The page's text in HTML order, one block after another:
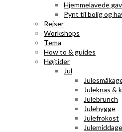
Hjemmelavede
Pynt til bolig og
Rejser
Workshops
Tema
How to & guides
Højtider
Jul
Juleknas &
Julebrunch
Julehygge
Julefrokost